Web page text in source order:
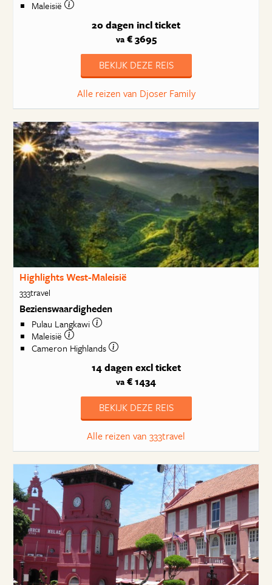
Maleisië
20 dagen incl ticket
va€ 3695
BEKIJK DEZE REIS
Alle reizen van Djoser Family
Highlights West-Maleisië
333travel
Bezienswaardigheden
Pulau Langkawi
Maleisië
Cameron Highlands
14 dagen excl ticket
va € 1434
BEKIJK DEZE REIS
Alle reizen van 333travel